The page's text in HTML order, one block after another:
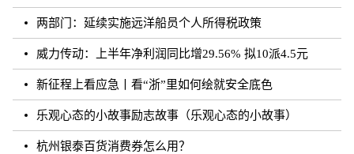
两部门：延续实施远洋船员个人所得税政策
威力传动：上半年净利润同比增29.56% 拟10派4.5元
新征程上看应急丨看“浙”里如何绘就安全底色
乐观心态的小故事励志故事（乐观心态的小故事）
杭州银泰百货消费券怎么用？